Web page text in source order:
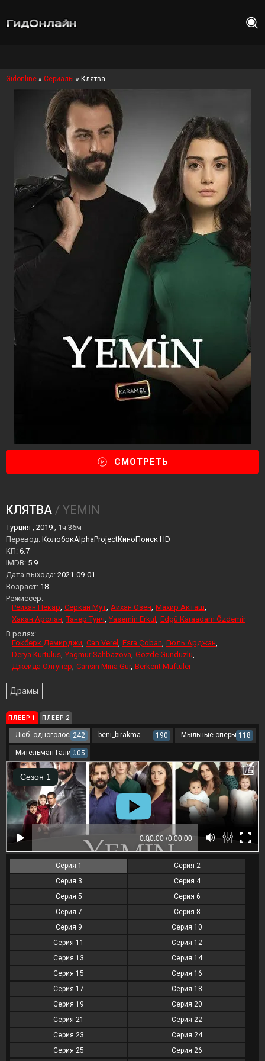
Gidonline » Сериалы » Клятва
СМОТРЕТЬ
КЛЯТВА / YEMIN
Турция , 2019 , 1ч 36м
Перевод: КолобокAlphaProjectКиноПоиск HD
KП: 6.7
IMDB: 5.9
Дата выхода: 2021-09-01
Возраст: 18
Режиссер:
Рейхан Пекар Серкан Мут Айхан Озен Махир Акташ
Хакан Арслан Танер Тунч Yasemin Erkul
Edgü Karaadam Özdemir
В ролях:
Гокберк Демирджи Can Verel Esra Çoban Гюль Арджан
Derya Kurtulus Yagmur Sahbazova Gozde Gunduzlu
Джейда Олгунер Cansin Mina Gür Berkent Müftüler
Драмы
ПЛЕЕР 1 ПЛЕЕР 2
Люб. одноголосый242 beni_birakma 190 Мыльные оперы Турции118
Мительман Галина105
Серия 1
Серия 2
Серия 3
Серия 4
Серия 5
Серия 6
Серия 7
Серия 8
Серия 9
Серия 10
Серия 11
Серия 12
Серия 13
Серия 14
Серия 15
Серия 16
Серия 17
Серия 18
Серия 19
Серия 20
Серия 21
Серия 22
Серия 23
Серия 24
Серия 25
Серия 26